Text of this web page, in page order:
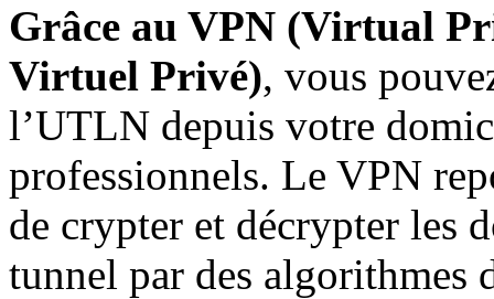
Grâce au VPN (Virtual
Virtuel Privé), vous
l’UTLN depuis votre
professionnels. Le VPN
de crypter et décrypter les
tunnel par des algorithmes